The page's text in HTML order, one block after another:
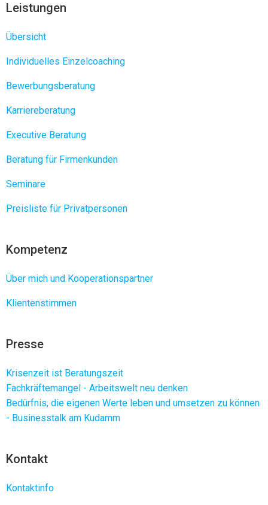
Leistungen
Übersicht
Individuelles Einzelcoaching
Bewerbungsberatung
Karriereberatung
Executive Beratung
Beratung für Firmenkunden
Seminare
Preisliste für Privatpersonen
Kompetenz
Über mich und Kooperationspartner
Klientenstimmen
Presse
Krisenzeit ist Beratungszeit
Fachkräftemangel - Arbeitswelt neu denken
Bedürfnis, die eigenen Werte leben und umsetzen zu können
- Businesstalk am Kudamm
Kontakt
Kontaktinfo